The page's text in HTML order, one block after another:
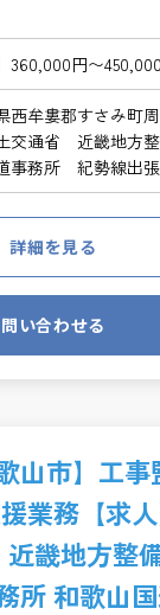
360,000円〜
西牟婁郡すさみ町
交通省 近畿地方
事務所 紀勢線出
詳細を見る
問い合わせる
山市】工
業務【求
畿地方整
所 和歌山